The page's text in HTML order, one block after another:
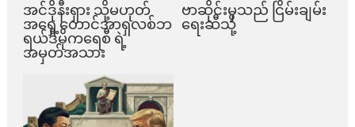
အင်ဒိုနီးရှား သို့မဟုတ်
အရှေ့တောင်အာရှလစ်ဘ
ရယ်ဒီမိုကရေစီ ရဲ့
အမှတ်အသား
ဗာဆိုင်းမှသည် ငြိမ်းချမ်း
ရေးဆီသို့